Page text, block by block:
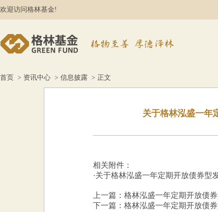
欢迎访问格林基金!
首页 > 资讯中心 > 信息披露 > 正文
关于格林泓盛一年
相关附件：
·关于格林泓盛一年定期开放债券型
上一篇：格林泓盛一年定期开放债
下一篇：格林泓盛一年定期开放债